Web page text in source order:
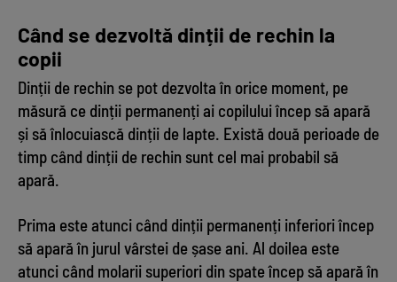
Când se dezvoltă dinții de rechin la
copii
Dinții de rechin se pot dezvolta în orice moment, pe
măsură ce dinții permanenți ai copilului încep să apară
și să înlocuiască dinții de lapte. Există două perioade de
timp când dinții de rechin sunt cel mai probabil să
apară.
Prima este atunci când dinții permanenți inferiori încep
să apară în jurul vârstei de șase ani. Al doilea este
atunci când molarii superiori din spate încep să apară în